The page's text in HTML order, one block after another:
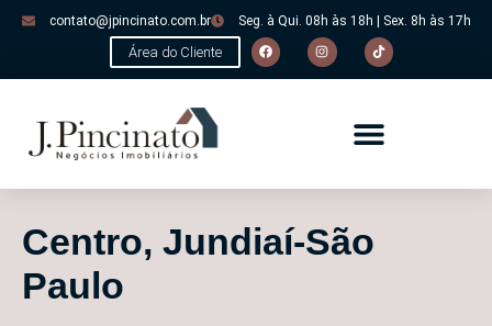
contato@jpincinato.com.br Seg. à Qui. 08h às 18h | Sex. 8h às 17h
Área do Cliente
Centro, Jundiaí-São
Paulo